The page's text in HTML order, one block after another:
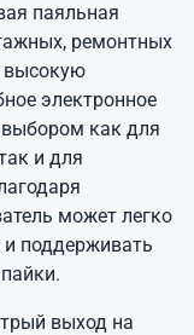
паяльная
ремонтных
высокую
электронное
выбором как для
и для
может легко
поддерживать
выход на